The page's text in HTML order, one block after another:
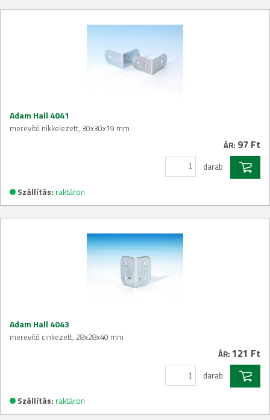
Adam Hall 4041
merevítő nikkelezett, 30x30x19 mm
ÁR: 97 Ft
darab
Szállítás: raktáron
Adam Hall 4043
merevítő cinkezett, 28x28x40 mm
ÁR: 121 Ft
darab
Szállítás: raktáron